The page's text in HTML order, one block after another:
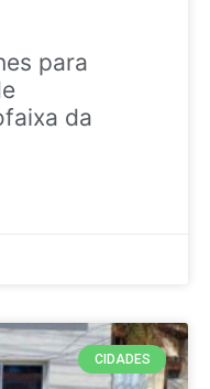
para
da
CIDADES